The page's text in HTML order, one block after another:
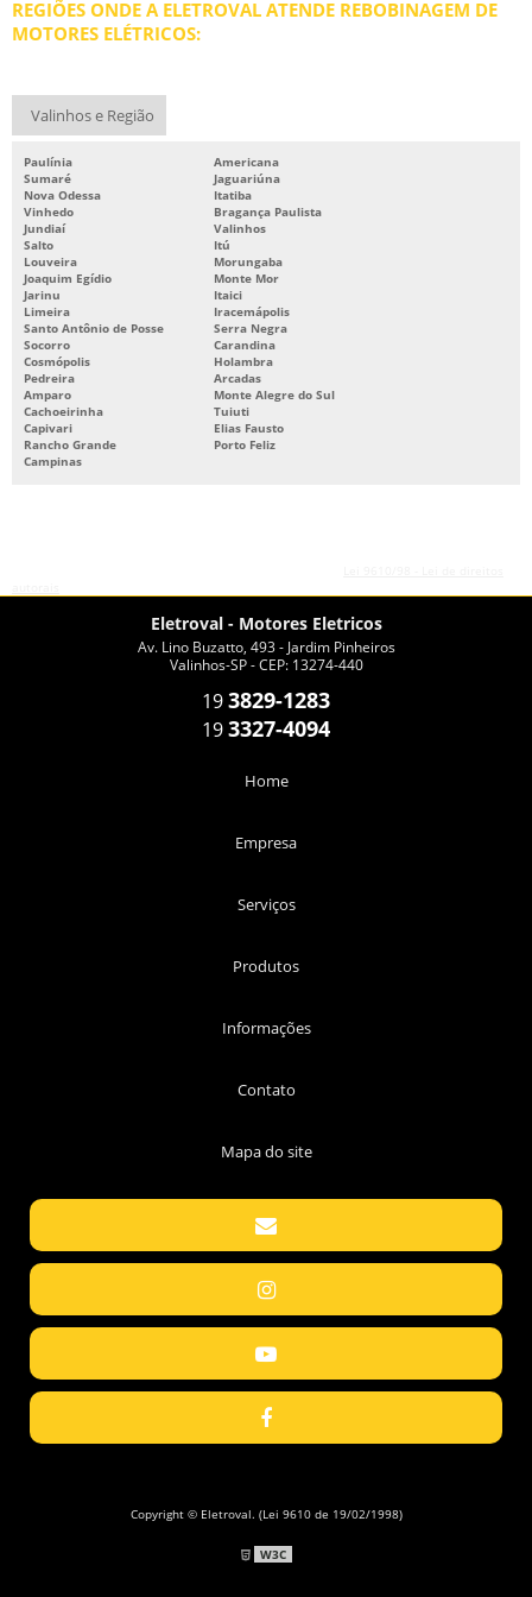
REBOBINAMENTO DE MOTORES
REBOBINAMENTO DE MOTORES SP
REPARO DE MOTORES ELÉTRICOS
SERVIÇOS DE BOMBAS
REGIÕES ONDE A ELETROVAL ATENDE REBOBINAGEM DE
MOTORES ELÉTRICOS:
Valinhos e Região
Paulínia
Americana
Sumaré
Jaguariúna
Nova Odessa
Itatiba
Vinhedo
Bragança Paulista
Jundiaí
Valinhos
Salto
Itú
Louveira
Morungaba
Joaquim Egídio
Monte Mor
Jarinu
Itaici
Limeira
Iracemápolis
Santo Antônio de Posse
Serra Negra
Socorro
Carandina
Cosmópolis
Holambra
Pedreira
Arcadas
Amparo
Monte Alegre do Sul
Cachoeirinha
Tuiuti
Capivari
Elias Fausto
Rancho Grande
Porto Feliz
Campinas
Eletroval - Motores Eletricos
Av. Lino Buzatto, 493 - Jardim Pinheiros
Valinhos-SP - CEP: 13274-440
193829-1283
193327-4094
Home
Empresa
Serviços
Produtos
Informações
Contato
Mapa do site
Copyright © Eletroval. (Lei 9610 de 19/02/1998)
W3C